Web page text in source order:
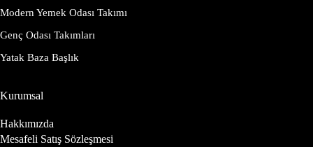
Modern Yemek Odası Takımı
Genç Odası Takımları
Yatak Baza Başlık
Kurumsal
Hakkımızda
Mesafeli Satış Sözleşmesi